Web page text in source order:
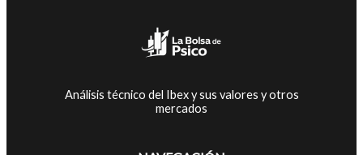
Análisis técnico del Ibex y sus valores y otros
mercados